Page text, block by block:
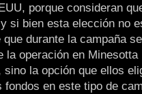
porque consideran
si bien esta elección no
durante la campaña
la operación en
la opción que ellos
fondos en este tipo de